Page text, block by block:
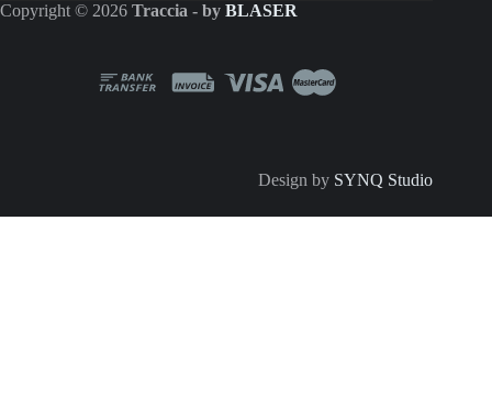
Copyright © 2026 Traccia - by BLASER
Design by SYNQ Studio